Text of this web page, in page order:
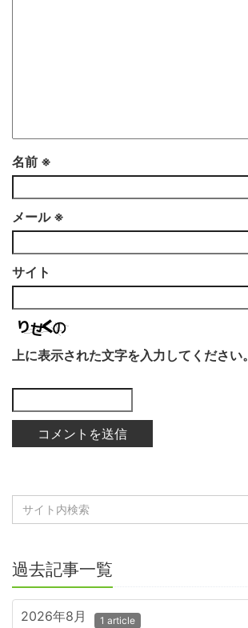
名前 ※
メール ※
サイト
上に表示された文字を入力してください。
過去記事一覧
2026年8月 1 article